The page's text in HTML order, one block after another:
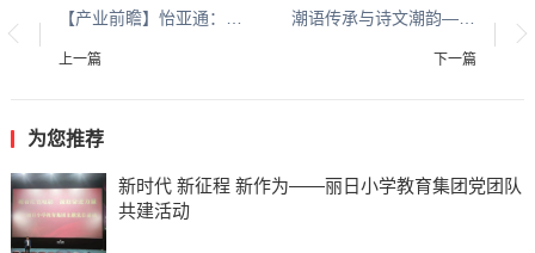
上一篇
潮语传承与诗文潮韵——“魅力潮语进校园”汕头市龙湖区丽日小学第二课
下一篇
为您推荐
新时代 新征程 新作为——丽日小学教育集团党团队
共建活动